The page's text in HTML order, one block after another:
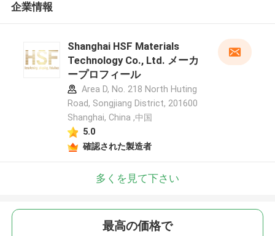
企業情報
Shanghai HSF Materials
Technology Co., Ltd. メーカ
ープロフィール
Area D, No. 218 North Huting
Road, Songjiang District, 201600
Shanghai, China ,中国
5.0
確認された製造者
多くを見て下さい
最高の価格で